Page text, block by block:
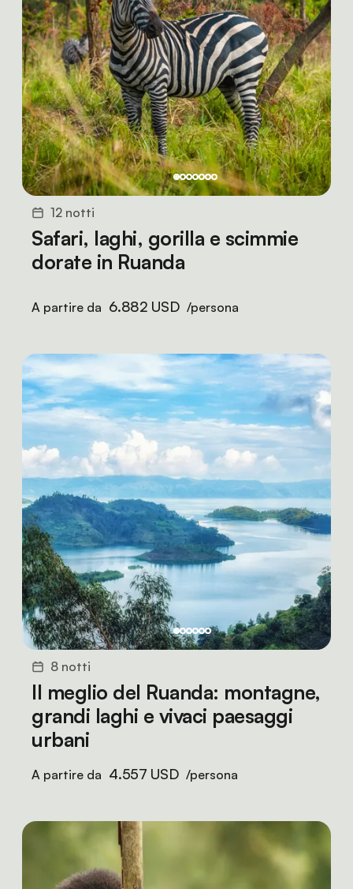
12 notti
Safari, laghi, gorilla e scimmie
dorate in Ruanda
A partire da 6.882 USD /persona
8 notti
Il meglio del Ruanda: montagne,
grandi laghi e vivaci paesaggi
urbani
A partire da 4.557 USD /persona